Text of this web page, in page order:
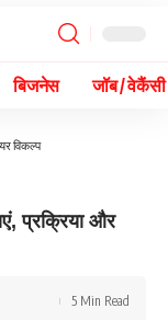
बिजनेस जॉब / वेकैंसी
विकल्प
प्रक्रिया और
5 Min Read